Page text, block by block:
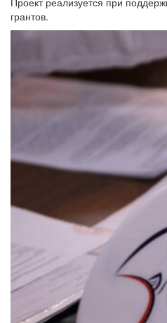
грантов.